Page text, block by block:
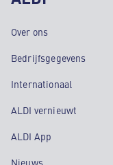
Over ons
Bedrijfsgegevens
Internationaal
ALDI vernieuwt
ALDI App
Nieuws